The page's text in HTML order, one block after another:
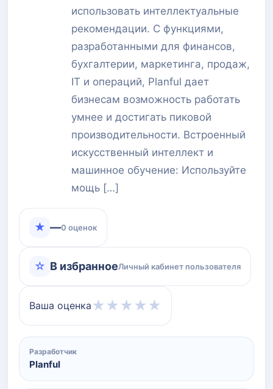
использовать интеллектуальные
рекомендации. С функциями,
разработанными для финансов,
бухгалтерии, маркетинга, продаж,
IT и операций, Planful дает
бизнесам возможность работать
умнее и достигать пиковой
производительности. Встроенный
искусственный интеллект и
машинное обучение: Используйте
мощь […]
★ —0 оценок
☆ В избранноеЛичный кабинет пользователя
Ваша оценка ★ ★ ★ ★ ★
Разработчик
Planful